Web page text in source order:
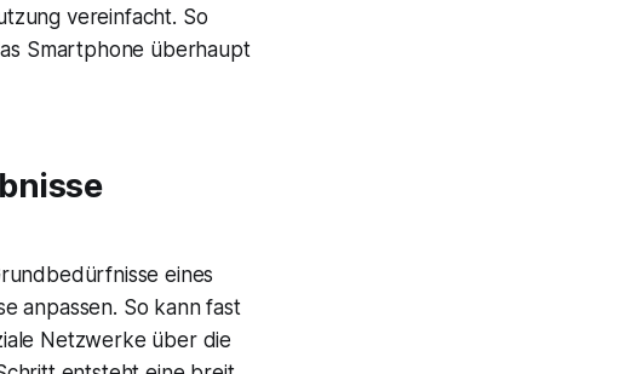
vereinfacht. So
Smartphone überhaupt
eines
anpassen. So kann fast
Netzwerke über die